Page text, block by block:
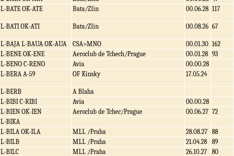
L-BATE OK-ATE Bata/Zlin 00.06.28 117
L-BATI OK-ATI Bata/Zlin 00.08.26 67
L-BAJA L-BAUA OK-AUA CSA>MNO 00.01.30 162
L-BENE OK-ENE Aeroclub de Tchech/Prague 00.01.28 93
L-BENO C-RENO Avia 00.00.28
L-BERA A-59 OF Kinsky 17.05.24
L-BERB A Blaha
L-BIBI C-RIBI Avia 00.00.28
L-BIEN OK-IEN Aeroclub de Tchec/Prague 00.06.27 72
L-BIKA
L-BILA OK-ILA MLL /Praha 28.08.27 88
L-BILB MLL /Praha 21.04.28 89
L-BILC MLL /Praha 26.10.27 80